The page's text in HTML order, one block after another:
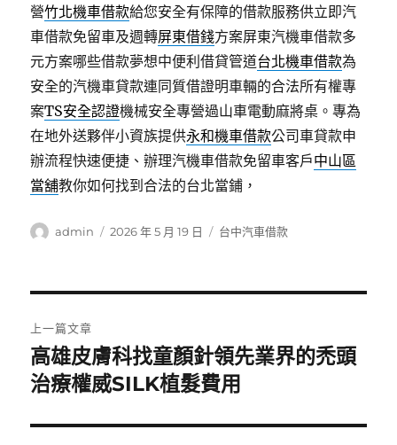
營竹北機車借款給您安全有保障的借款服務供立即汽
車借款免留車及週轉屏東借錢方案屏東汽機車借款多
元方案哪些借款夢想中便利借貸管道台北機車借款為
安全的汽機車貸款連同質借證明車輛的合法所有權專
案TS安全認證機械安全專營過山車電動麻將桌。專為
在地外送夥伴小資族提供永和機車借款公司車貸款申
辦流程快速便捷、辦理汽機車借款免留車客戶中山區
當舖教你如何找到合法的台北當鋪，
作
admin
發
2026 年 5 月 19 日
分
台中汽車借款
章
導
覽
上一篇文章
上
一
文
高雄皮膚科找童顏針領先業界的禿頭
治療權威SILK植髮費用